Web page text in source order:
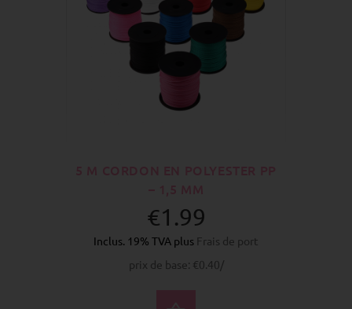
€1.99
Inclus. 19% TVA plus Frais de port
prix de base: €0.40/